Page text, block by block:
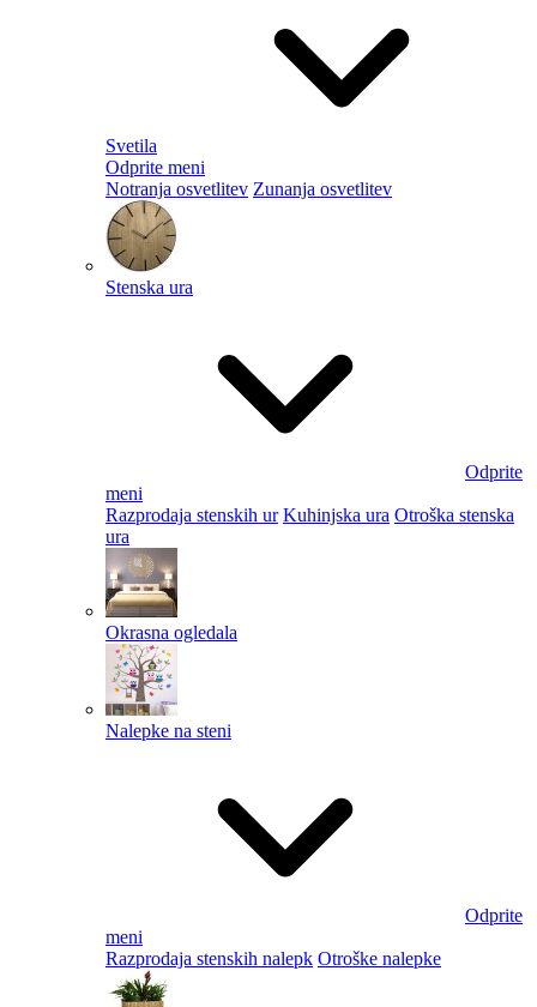
Svetila
Odprite meni
Notranja osvetlitev Zunanja osvetlitev
Stenska ura
Odprite
meni
Razprodaja stenskih ur Kuhinjska ura Otroška stenska
ura
Okrasna ogledala
Nalepke na steni
Odprite
meni
Razprodaja stenskih nalepk Otroške nalepke